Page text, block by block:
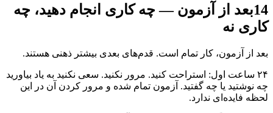
14بعد از آزمون — چه کاری انجام دهید، چه
کاری نه
بعد از آزمون، کار تمام است. قدم‌های بعدی بیشتر ذهنی هستند.
۲۴ ساعت اول: استراحت کنید. مرور نکنید. سعی نکنید به یاد بیاورید
چه نوشتید یا چه گفتید. آزمون تمام شده و مرور کردن آن در این
لحظه فایده‌ای ندارد.